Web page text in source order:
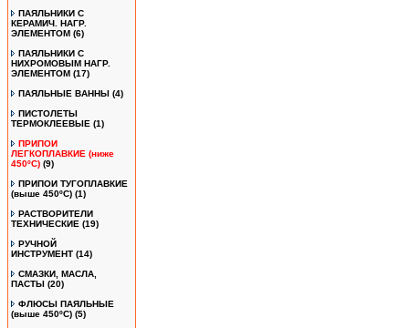
ПАЯЛЬНИКИ С
КЕРАМИЧ. НАГР.
ЭЛЕМЕНТОМ (6)
ПАЯЛЬНИКИ С
НИХРОМОВЫМ НАГР.
ЭЛЕМЕНТОМ (17)
ПАЯЛЬНЫЕ ВАННЫ (4)
ПИСТОЛЕТЫ
ТЕРМОКЛЕЕВЫЕ (1)
ПРИПОИ
ЛЕГКОПЛАВКИЕ (ниже
450ºС) (9)
ПРИПОИ ТУГОПЛАВКИЕ
(выше 450ºС) (1)
РАСТВОРИТЕЛИ
ТЕХНИЧЕСКИЕ (19)
РУЧНОЙ
ИНСТРУМЕНТ (14)
СМАЗКИ, МАСЛА,
ПАСТЫ (20)
ФЛЮСЫ ПАЯЛЬНЫЕ
(выше 450ºC) (5)